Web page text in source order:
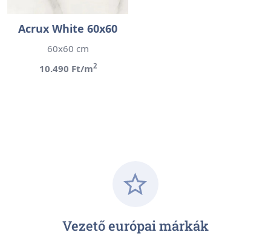
Acrux White 60x60
60x60 cm
10.490 Ft/m2
Vezető európai márkák